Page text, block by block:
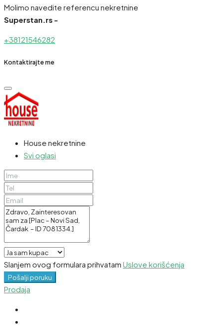
Molimo navedite referencu nekretnine
Superstan.rs -
+38121546282
Kontaktirajte me
House nekretnine
Svi oglasi
Slanjem ovog formulara prihvatam Uslove korišćenja
Pošalji poruku
Prodaja